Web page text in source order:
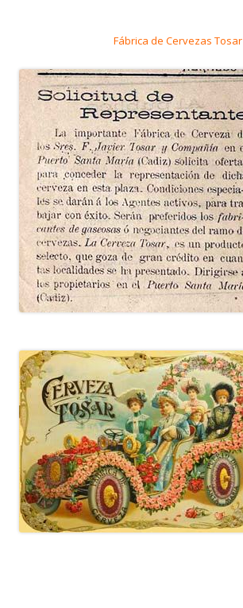
Fábrica de Cervezas Tosar